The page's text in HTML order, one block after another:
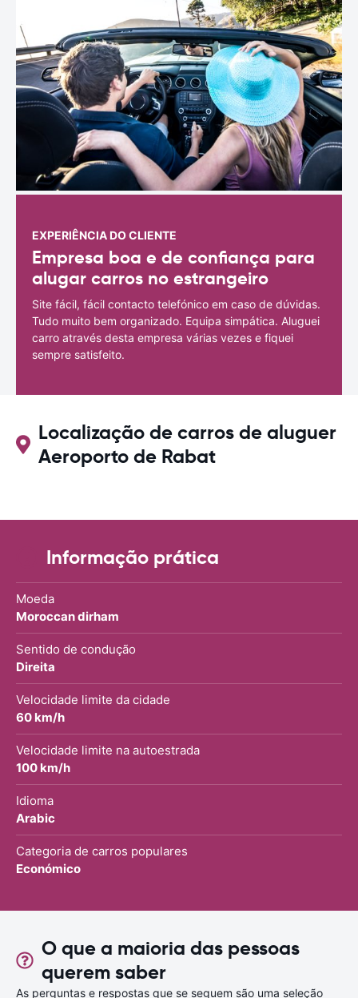
EXPERIÊNCIA DO CLIENTE
Empresa boa e de confiança para
alugar carros no estrangeiro
Site fácil, fácil contacto telefónico em caso de dúvidas.
Tudo muito bem organizado. Equipa simpática. Aluguei
carro através desta empresa várias vezes e fiquei
sempre satisfeito.
Localização de carros de aluguer
Aeroporto de Rabat
Informação prática
Moeda
Moroccan dirham
Sentido de condução
Direita
Velocidade limite da cidade
60 km/h
Velocidade limite na autoestrada
100 km/h
Idioma
Arabic
Categoria de carros populares
Económico
O que a maioria das pessoas
querem saber
As perguntas e respostas que se seguem são uma seleção